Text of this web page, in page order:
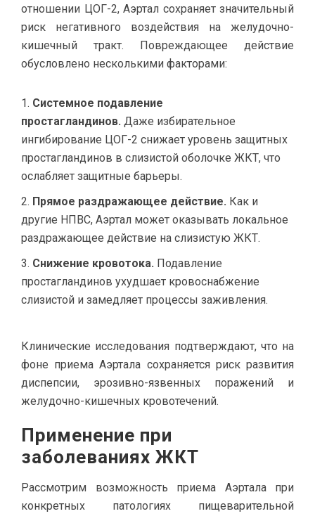
отношении ЦОГ-2, Аэртал сохраняет значительный
риск негативного воздействия на желудочно-
кишечный тракт. Повреждающее действие
обусловлено несколькими факторами:
Системное подавление
простагландинов. Даже избирательное
ингибирование ЦОГ-2 снижает уровень защитных
простагландинов в слизистой оболочке ЖКТ, что
ослабляет защитные барьеры.
Прямое раздражающее действие. Как и
другие НПВС, Аэртал может оказывать локальное
раздражающее действие на слизистую ЖКТ.
Снижение кровотока. Подавление
простагландинов ухудшает кровоснабжение
слизистой и замедляет процессы заживления.
Клинические исследования подтверждают, что на
фоне приема Аэртала сохраняется риск развития
диспепсии, эрозивно-язвенных поражений и
желудочно-кишечных кровотечений.
Применение при
заболеваниях ЖКТ
Рассмотрим возможность приема Аэртала при
конкретных патологиях пищеварительной